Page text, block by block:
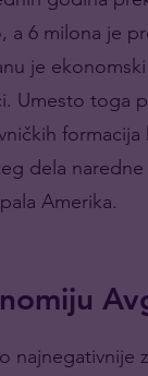
a 6 milona je
je
Umesto toga
formacija
dela
Amerika.
najnegativnije